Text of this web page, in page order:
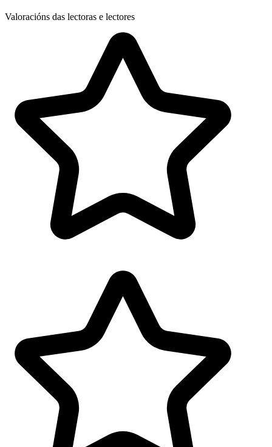
Valoracións das lectoras e lectores